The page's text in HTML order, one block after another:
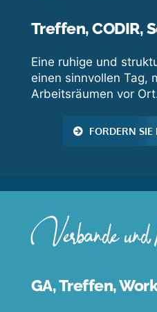
Treffen, CODIR,
Eine ruhige und
einen sinnvollen Tag,
Arbeitsräumen vor
FORDERN
Verbände und
GA, Treffen,